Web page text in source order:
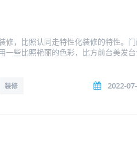
，比照认同走特性化装修的特性。
些比照艳丽的色彩，比方前台美发
装修 2022-